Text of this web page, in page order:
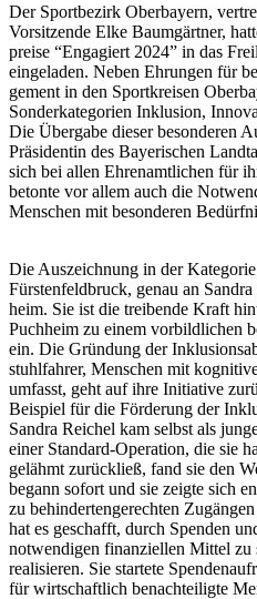
Der Sport­be­zirk Ober­bay­ern,
Vorsit­zende Elke Baum­gärt­ner,
preise “Enga­giert 2024” in das
einge­la­den. Neben Ehrun­gen für
ge­ment in den Sport­krei­sen
Sonder­ka­te­go­rien Inklu­sion,
Die Über­gabe dieser beson­de­ren
Präsi­den­tin des Baye­ri­schen
sich bei allen Ehren­amt­li­chen für
betonte vor allem auch die
Menschen mit beson­de­ren
Die Auszeich­nung in der
Fürs­ten­feld­bruck, genau an
heim. Sie ist die trei­bende Kraft
Puch­heim zu einem vorbild­li­chen
ein. Die Grün­dung der
stuhl­fah­rer, Menschen mit
umfasst, geht auf ihre Initia­tive
Beispiel für die Förde­rung der
Sandra Reichel kam selbst als
einer Stan­dard-Opera­tion, die sie
gelähmt zurück­ließ, fand sie den
begann sofort und sie zeigte sich
zu behin­der­ten­ge­rech­ten
hat es geschafft, durch Spen­den
notwen­di­gen finan­zi­el­len Mittel zu
reali­sie­ren. Sie star­tete
für wirt­schaft­lich benach­tei­ligte